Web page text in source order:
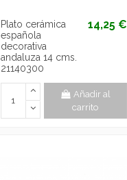
Plato cerámica
española
decorativa
andaluza 14 cms.
21140300
14,25 €
Añadir al
carrito